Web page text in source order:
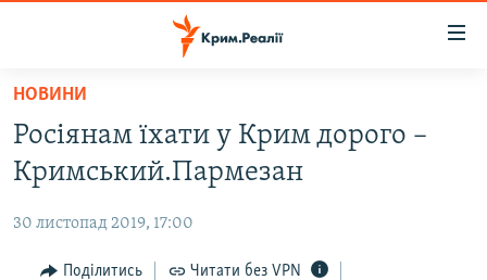
Перейти
основного
матеріалу
Перейти
до
ВІДЕО ТА ФОТО
ПОЛІТИКА
БЛОГИ
НОВИНИ
Росіянам їхати у Крим дорого –
Кримський.Пармезан
30 листопад 2019, 17:00
Поділитись Читати без VPN